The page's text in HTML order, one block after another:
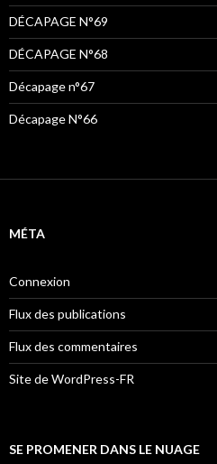
DÉCAPAGE N°69
DÉCAPAGE N°68
Décapage n°67
Décapage N°66
MÉTA
Connexion
Flux des publications
Flux des commentaires
Site de WordPress-FR
SE PROMENER DANS LE NUAGE